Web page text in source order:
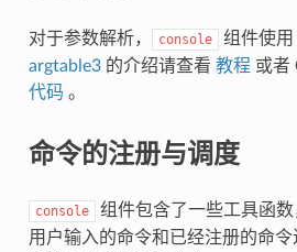
对于参数解析， console 组件使用
argtable3的介绍请查看 教程 或者
代码 。
命令的注册与调度
console
组件包含了一些工具函
用户输入的命令和已经注册的命